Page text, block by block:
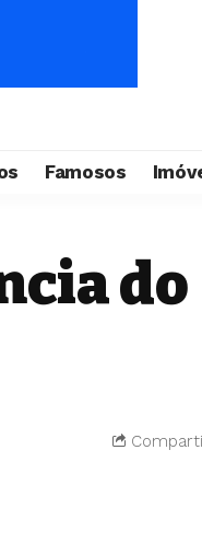
Famosos
do